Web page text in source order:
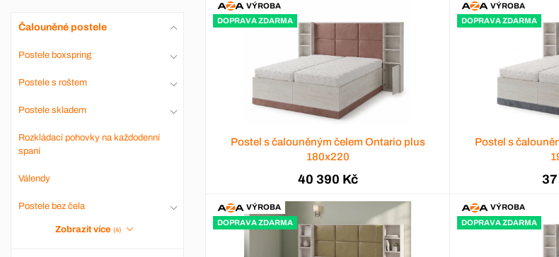
Čalouněné postele
Postele boxspring
Postele s roštem
Postele skladem
Rozkládací pohovky na každodenní
spaní
Válendy
Postele bez čela
Zobrazit více (4)
VÝROBA
DOPRAVA ZDARMA
Postel s čalouněným čelem Ontario plus
180x220
40 390 Kč
VÝROBA
DOPRAVA ZDARMA
Postel s
VÝROBA
DOPRAVA ZDARMA
VÝROBA
DOPRAVA ZDARMA